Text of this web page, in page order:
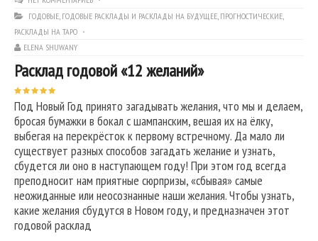
ГОДОВЫЕ, ГОДОВЫЕ РАСКЛАДЫ И РАСКЛАДЫ НА БУДУЩЕЕ, ПРОГНОСТИЧЕСКИЕ,
РАСКЛАДЫ НА ТАРО
ELENA SHUWANY
Расклад годовой «12 желаний»
Под Новый Год принято загадывать желания, что мы и делаем,
бросая бумажки в бокал с шампанским, вешая их на ёлку,
выбегая на перекрёсток к первому встречному. Да мало ли
существует разных способов загадать желание и узнать,
сбудется ли оно в наступающем году! При этом год всегда
преподносит нам приятные сюрпризы, «сбывая» самые
неожиданные или неосознанные наши желания. Чтобы узнать,
какие желания сбудутся в Новом году, и предназначен этот
годовой расклад